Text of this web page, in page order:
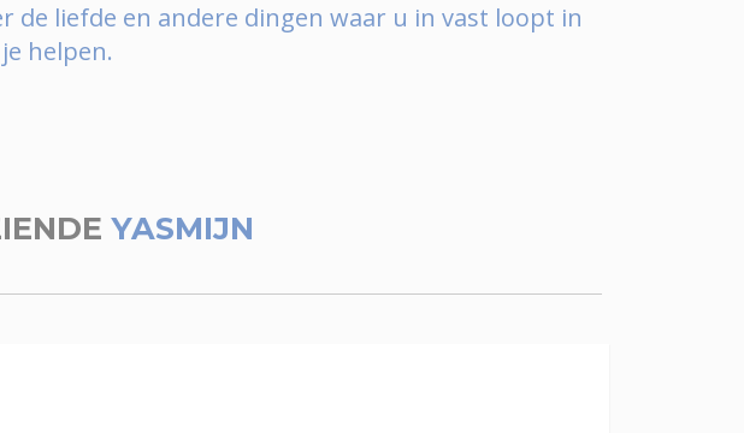
de liefde en andere dingen waar u in vast loopt in
helpen.
YASMIJN